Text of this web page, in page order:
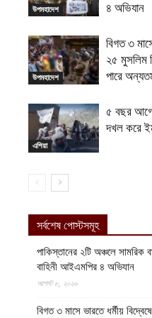
উপমহাদেশ
৪ অভিযান
উপমহাদেশ
বিগত ৩
২৫ মুসলিম
পারে
এশিয়া
৫ বছর
দখল করে
সর্বশেষ পোস্টসমূহ
পাকিস্তানের ২টি অঞ্চলে সামরিক
বাহিনী আইএমপির ৪ অভিযান
আগস্ট ৮, ২০২৬
বিগত ৩ মাসে ভারতে ধর্মীয়